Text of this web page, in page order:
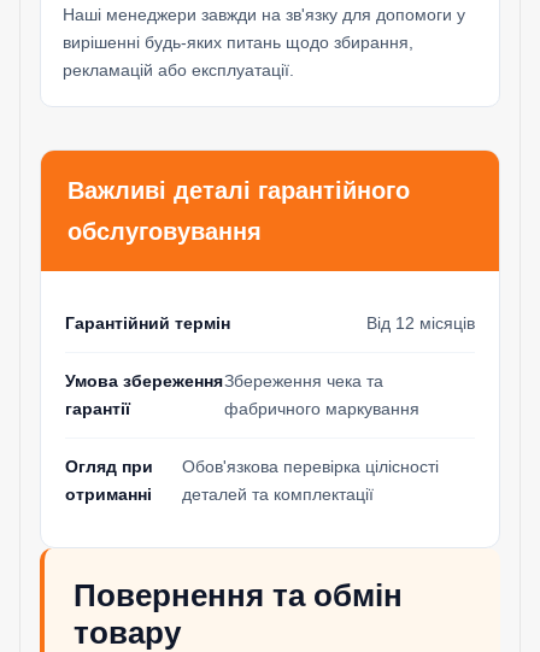
Наші менеджери завжди на зв'язку для допомоги у
вирішенні будь-яких питань щодо збирання,
рекламацій або експлуатації.
Важливі деталі гарантійного
обслуговування
Гарантійний термін Від 12 місяців
Умова збереження
гарантії
Збереження чека та
фабричного маркування
Огляд при
отриманні
Обов'язкова перевірка цілісності
деталей та комплектації
Повернення та обмін
товару